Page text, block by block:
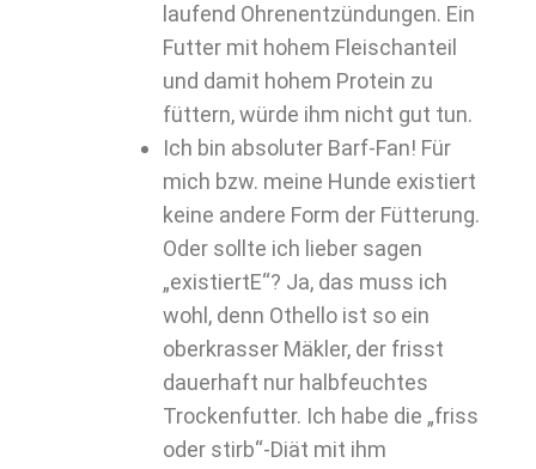
laufend Ohrenentzündungen. Ein
Futter mit hohem Fleischanteil
und damit hohem Protein zu
füttern, würde ihm nicht gut tun.
Ich bin absoluter Barf-Fan! Für
mich bzw. meine Hunde existiert
keine andere Form der Fütterung.
Oder sollte ich lieber sagen
„existiertE“? Ja, das muss ich
wohl, denn Othello ist so ein
oberkrasser Mäkler, der frisst
dauerhaft nur halbfeuchtes
Trockenfutter. Ich habe die „friss
oder stirb“-Diät mit ihm